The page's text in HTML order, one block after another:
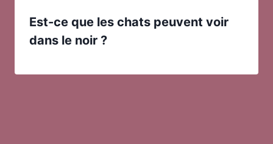
Est-ce que les chats peuvent voir
dans le noir ?